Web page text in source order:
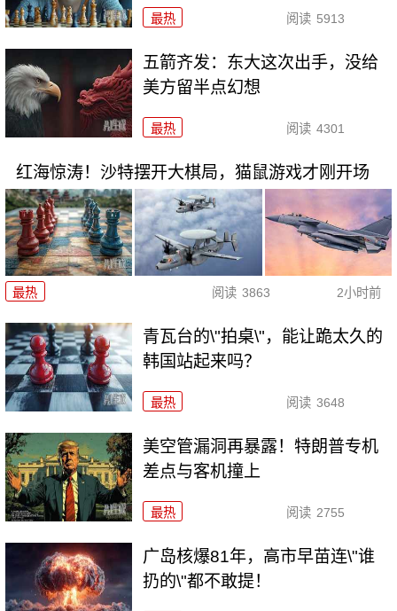
最热 阅读 5913
五箭齐发：东大这次出手，没给
美方留半点幻想
最热 阅读 4301
红海惊涛！沙特摆开大棋局，猫鼠游戏才刚开场
最热 阅读 3863 2小时前
青瓦台的\"拍桌\"，能让跪太久的
韩国站起来吗？
最热 阅读 3648
美空管漏洞再暴露！特朗普专机
差点与客机撞上
最热 阅读 2755
广岛核爆81年，高市早苗连\"谁
扔的\"都不敢提！